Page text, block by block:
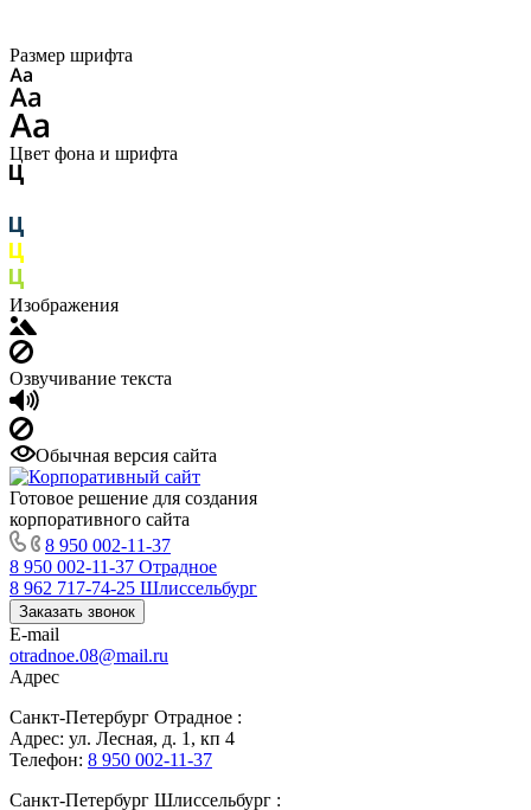
Размер шрифта
Цвет фона и шрифта
Изображения
Озвучивание текста
Обычная версия сайта
Готовое решение для создания
корпоративного сайта
8 950 002-11-37
8 950 002-11-37 Отрадное
8 962 717-74-25 Шлиссельбург
Заказать звонок
E-mail
otradnoe.08@mail.ru
Адрес
Санкт-Петербург Отрадное :
Адрес: ул. Лесная, д. 1, кп 4
Телефон: 8 950 002-11-37
Санкт-Петербург Шлиссельбург :